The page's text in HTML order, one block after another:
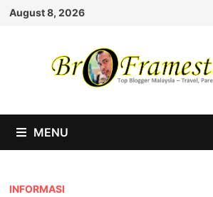
Skip
August 8, 2026
MENU
INFORMASI